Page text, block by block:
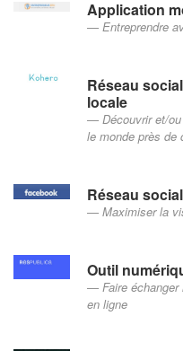
Application
Entreprendre
Réseau
locale
Découvrir et/
le monde près de
Réseau
Maximiser la
Outil
Faire
en ligne